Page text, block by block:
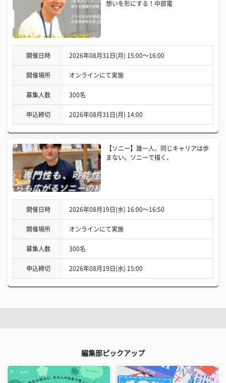
想いを形にする！中部電
開催日時 2026年08月31日(月) 15:00〜16:00
開催場所 オンラインにて実施
募集人数 300名
申込締切 2026年08月31日(月) 14:00
【ソニー】誰一人、同じキャリアは歩
まない。ソニーで描く、
開催日時 2026年08月19日(水) 16:00〜16:50
開催場所 オンラインにて実施
募集人数 300名
申込締切 2026年08月19日(水) 15:00
編集部ピックアップ